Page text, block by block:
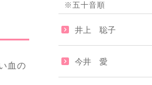
血の
※五十音順
井上 聡子
今井 愛